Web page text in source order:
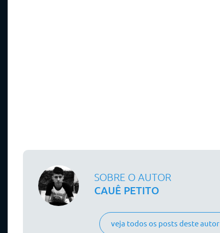
SOBRE O AUTOR
CAUÊ PETITO
veja todos os posts deste autor